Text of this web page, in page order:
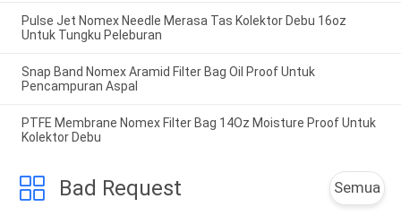
Pulse Jet Nomex Needle Merasa Tas Kolektor Debu 16oz
Untuk Tungku Peleburan
Snap Band Nomex Aramid Filter Bag Oil Proof Untuk
Pencampuran Aspal
PTFE Membrane Nomex Filter Bag 14Oz Moisture Proof Untuk
Kolektor Debu
Bad Request Semua